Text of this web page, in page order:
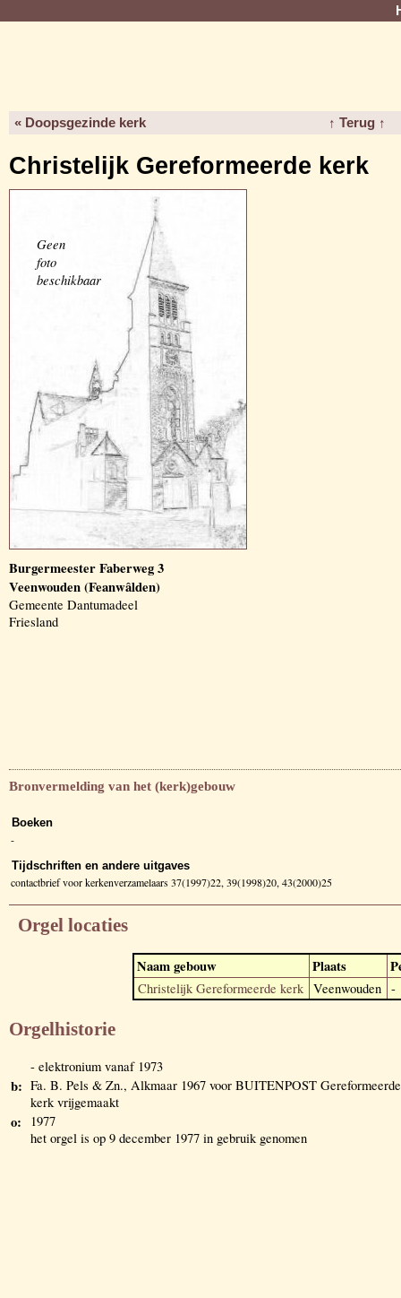
« Doopsgezinde kerk ↑ Terug ↑
Christelijk Gereformeerde kerk
Geen
foto
beschikbaar
Burgermeester Faberweg 3
Veenwouden (Feanwâlden)
Gemeente Dantumadeel
Friesland
Bronvermelding van het (kerk)gebouw
Boeken
-
Tijdschriften en andere uitgaves
contactbrief voor kerkenverzamelaars 37(1997)22, 39(1998)20, 43(2000)25
Orgel locaties
Naam gebouw Plaats
Christelijk Gereformeerde kerk Veenwouden -
Orgelhistorie
- elektronium vanaf 1973
b: Fa. B. Pels & Zn., Alkmaar 1967 voor BUITENPOST Gereformeerde
kerk vrijgemaakt
o:
1977
het orgel is op 9 december 1977 in gebruik genomen